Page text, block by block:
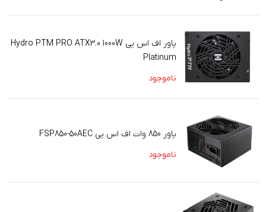
پاور اف اس پی Hydro PTM PRO ATX3.0 1000W
Platinum
ناموجود
پاور 850 وات اف اس پی FSP850-50AEC
ناموجود